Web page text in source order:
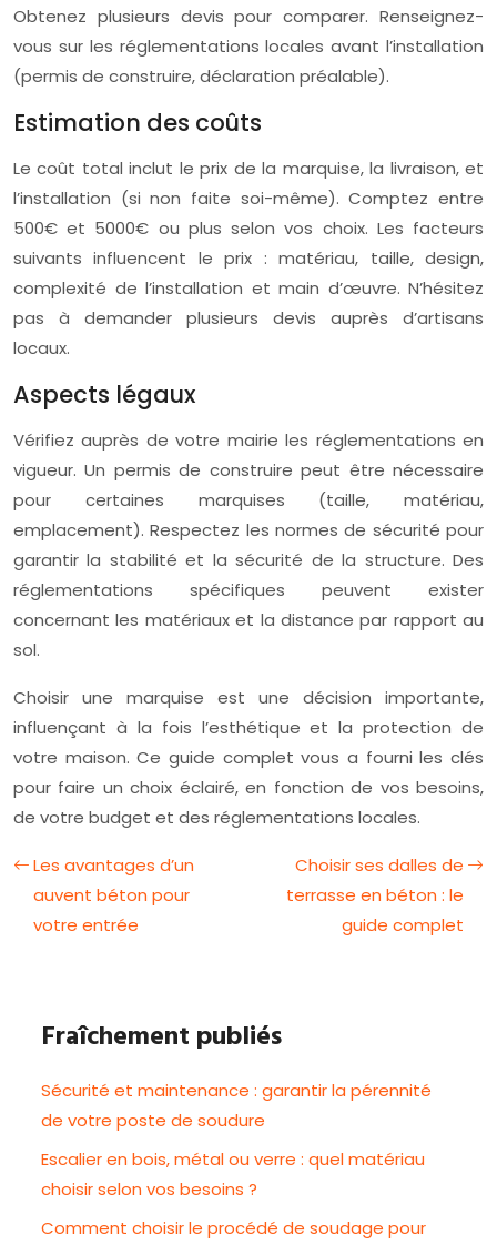
Obtenez plusieurs devis pour comparer. Renseignez-
vous sur les réglementations locales avant l’installation
(permis de construire, déclaration préalable).
Estimation des coûts
Le coût total inclut le prix de la marquise, la livraison, et
l’installation (si non faite soi-même). Comptez entre
500€ et 5000€ ou plus selon vos choix. Les facteurs
suivants influencent le prix : matériau, taille, design,
complexité de l’installation et main d’œuvre. N’hésitez
pas à demander plusieurs devis auprès d’artisans
locaux.
Aspects légaux
Vérifiez auprès de votre mairie les réglementations en
vigueur. Un permis de construire peut être nécessaire
pour certaines marquises (taille, matériau,
emplacement). Respectez les normes de sécurité pour
garantir la stabilité et la sécurité de la structure. Des
réglementations spécifiques peuvent exister
concernant les matériaux et la distance par rapport au
sol.
Choisir une marquise est une décision importante,
influençant à la fois l’esthétique et la protection de
votre maison. Ce guide complet vous a fourni les clés
pour faire un choix éclairé, en fonction de vos besoins,
de votre budget et des réglementations locales.
Les avantages d’un
auvent béton pour
votre entrée
Choisir ses dalles de
terrasse en béton : le
guide complet
Fraîchement publiés
Sécurité et maintenance : garantir la pérennité
de votre poste de soudure
Escalier en bois, métal ou verre : quel matériau
choisir selon vos besoins ?
Comment choisir le procédé de soudage pour